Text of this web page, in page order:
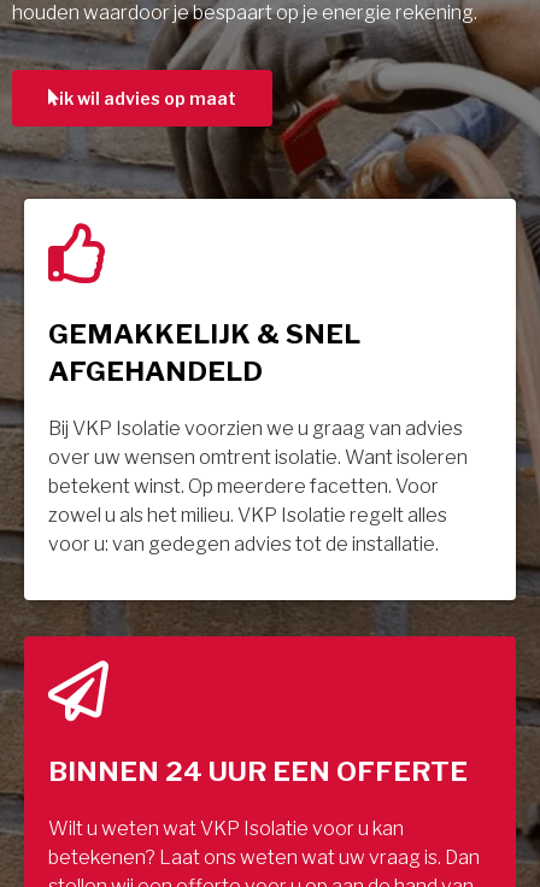
houden waardoor je bespaart op je energie rekening.
ik wil advies op maat
GEMAKKELIJK & SNEL
AFGEHANDELD
Bij VKP Isolatie voorzien we u graag van advies
over uw wensen omtrent isolatie. Want isoleren
betekent winst. Op meerdere facetten. Voor
zowel u als het milieu. VKP Isolatie regelt alles
voor u: van gedegen advies tot de installatie.
BINNEN 24 UUR EEN OFFERTE
Wilt u weten wat VKP Isolatie voor u kan
betekenen? Laat ons weten wat uw vraag is. Dan